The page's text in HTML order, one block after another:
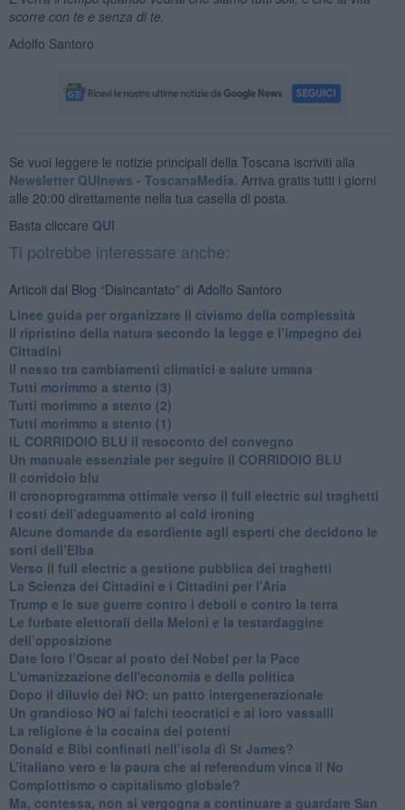
scorre con te e senza di te.
Adolfo Santoro
Se vuoi leggere le notizie principali della Toscana iscriviti alla
Newsletter QUInews - ToscanaMedia. Arriva gratis tutti i giorni
alle 20:00 direttamente nella tua casella di posta.
Basta cliccare QUI
Ti potrebbe interessare anche:
Articoli dal Blog “Disincantato” di Adolfo Santoro
​Linee guida per organizzare il civismo della complessità
​Il ripristino della natura secondo la legge e l’impegno dei
Cittadini
Il nesso tra cambiamenti climatici e salute umana
Tutti morimmo a stento (3)
Tutti morimmo a stento (2)
​Tutti morimmo a stento (1)
IL CORRIDOIO BLU il resoconto del convegno
Un manuale essenziale per seguire il CORRIDOIO BLU
Il corridoio blu
​Il cronoprogramma ottimale verso il full electric sui traghetti
​I costi dell’adeguamento al cold ironing
Alcune domande da esordiente agli esperti che decidono le
sorti dell’Elba
Verso il full electric a gestione pubblica dei traghetti​
​La Scienza dei Cittadini e i Cittadini per l’Aria
Trump e le sue guerre contro i deboli e contro la terra
​Le furbate elettorali della Meloni e la testardaggine
dell’opposizione
​Date loro l’Oscar al posto del Nobel per la Pace
L'umanizzazione dell'economia e della politica
​Dopo il diluvio dei NO: un patto intergenerazionale
​Un grandioso NO ai falchi teocratici e ai loro vassalli
La religione è la cocaina dei potenti
Donald e Bibi confinati nell’isola di St James?
L’italiano vero e la paura che al referendum vinca il No
​Complottismo o capitalismo globale?
​Ma, contessa, non si vergogna a continuare a guardare San